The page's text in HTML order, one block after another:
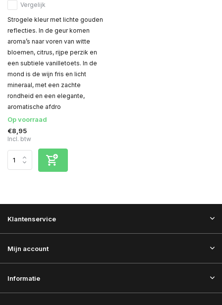
Vergelijk
Strogele kleur met lichte gouden
reflecties. In de geur komen
aroma’s naar voren van witte
bloemen, citrus, rijpe perzik en
een subtiele vanilletoets. In de
mond is de wijn fris en licht
mineraal, met een zachte
rondheid en een elegante,
aromatische afdro
Op voorraad
€8,95
Incl. btw
Klantenservice
Mijn account
Informatie